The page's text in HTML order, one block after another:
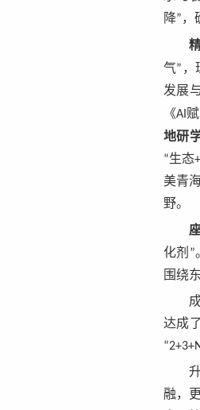
降”
气”，
发展
《AI
地研
“生态
美青
野。
化剂”
围绕
达成
融，